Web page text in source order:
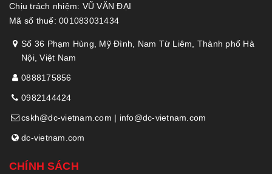
Chịu trách nhiệm: VŨ VĂN ĐẠI
Mã số thuế: 001083031434
Số 36 Phạm Hùng, Mỹ Đình, Nam Từ Liêm, Thành phố Hà
Nội, Việt Nam
0888175856
0982144424
cskh@dc-vietnam.com | info@dc-vietnam.com
dc-vietnam.com
CHÍNH SÁCH